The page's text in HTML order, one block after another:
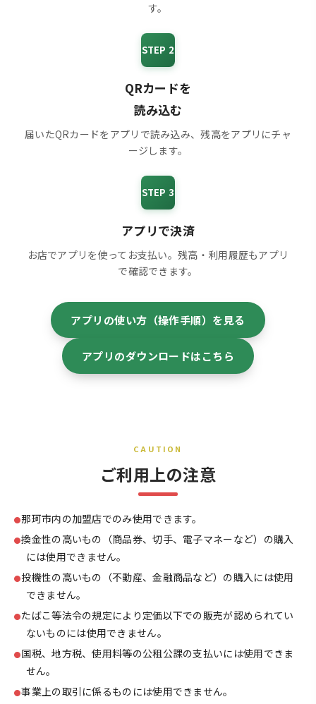
す。
STEP 2
QRカードを
読み込む
届いたQRカードをアプリで読み込み、残高をアプリにチャ
ージします。
STEP 3
アプリで決済
お店でアプリを使ってお支払い。残高・利用履歴もアプリ
で確認できます。
アプリの使い方（操作手順）を見る
アプリのダウンロードはこちら
CAUTION
ご利用上の注意
那珂市内の加盟店でのみ使用できます。
換金性の高いもの（商品券、切手、電子マネーなど）の購入
には使用できません。
投機性の高いもの（不動産、金融商品など）の購入には使用
できません。
たばこ等法令の規定により定価以下での販売が認められてい
ないものには使用できません。
国税、地方税、使用料等の公租公課の支払いには使用できま
せん。
事業上の取引に係るものには使用できません。